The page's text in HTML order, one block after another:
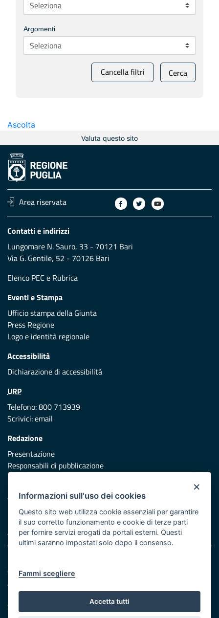
Argomenti
Cancella filtri Cerca
Ascolta
Valuta questo sito
Area riservata
Contatti e indirizzi
Lungomare N. Sauro, 33 - 70121 Bari
Via G. Gentile, 52 - 70126 Bari
Elenco PEC e Rubrica
Eventi e Stampa
Ufficio stampa della Giunta
Press Regione
Logo e identità regionale
Accessibilità
Dichiarazione di accessibilità
URP
Telefono: 800 713939
Scrivici:email
Redazione
Presentazione
Responsabili di pubblicazione
Vai al sito di Protezione Civile Puglia
Iniziativa finanziata con risorse del POR Puglia 2014/2020 -
Asse XI
Cookie e privacy
Atti di notifica
Feed RSS
Servizi Intranet
×
Informazioni sull'uso dei cookies
Questo sito web utilizza cookie essenziali per garantire
il suo corretto funzionamento e cookie di terze parti
per fornire servizi erogati da portali esterni. Questi
ultimi saranno impostati solo dopo il consenso.
Fammi scegliere
Accetta tutti